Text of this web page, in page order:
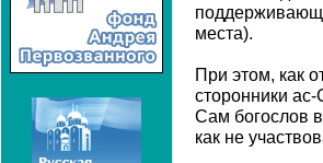
места).
При этом, как
сторонники
Сам богослов
как не